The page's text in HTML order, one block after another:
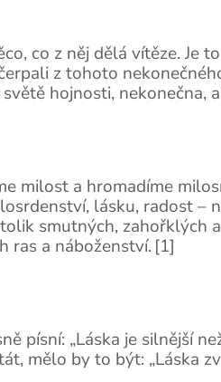
co z něj dělá vítěze. Je
z tohoto
hojnosti, nekonečna,
milost a hromadíme
lásku, radost –
smutných, zahořklých
ras a náboženství. [1]
písní: „Láska je silnější
mělo by to být: „Láska